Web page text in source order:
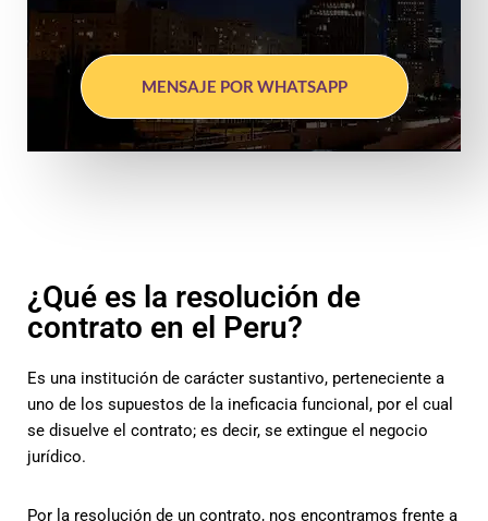
MENSAJE POR WHATSAPP
¿Qué es la resolución de
contrato en el Peru?
Es una institución de carácter sustantivo, perteneciente a
uno de los supuestos de la ineficacia funcional, por el cual
se disuelve el contrato; es decir, se extingue el negocio
jurídico.
Por la resolución de un contrato, nos encontramos frente a